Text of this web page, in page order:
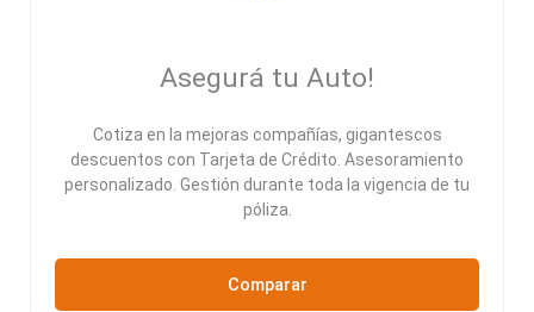
Asegurá tu Auto!
Cotiza en la mejoras compañías, gigantescos
descuentos con Tarjeta de Crédito. Asesoramiento
personalizado. Gestión durante toda la vigencia de tu
póliza.
Comparar